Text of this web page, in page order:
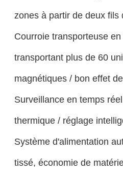
zones à partir de deux fils
Courroie transporteuse
transportant plus de 60
magnétiques / bon effet
Surveillance en temps
thermique / réglage
Système d'alimentation
tissé, économie de